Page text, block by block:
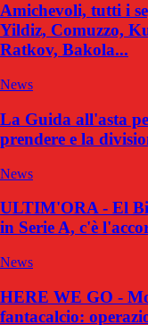
Amichevoli, tutti i
Yildiz, Comuzzo,
Ratkov, Bakola...
News
La Guida all'asta
prendere e la
News
ULTIM'ORA - El
in Serie A, c'è
News
HERE WE GO -
fantacalcio: